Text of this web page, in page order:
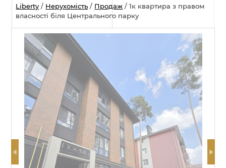
Liberty / Нерухомість / Продаж /1к квартира з правом
власності біля Центрального парку